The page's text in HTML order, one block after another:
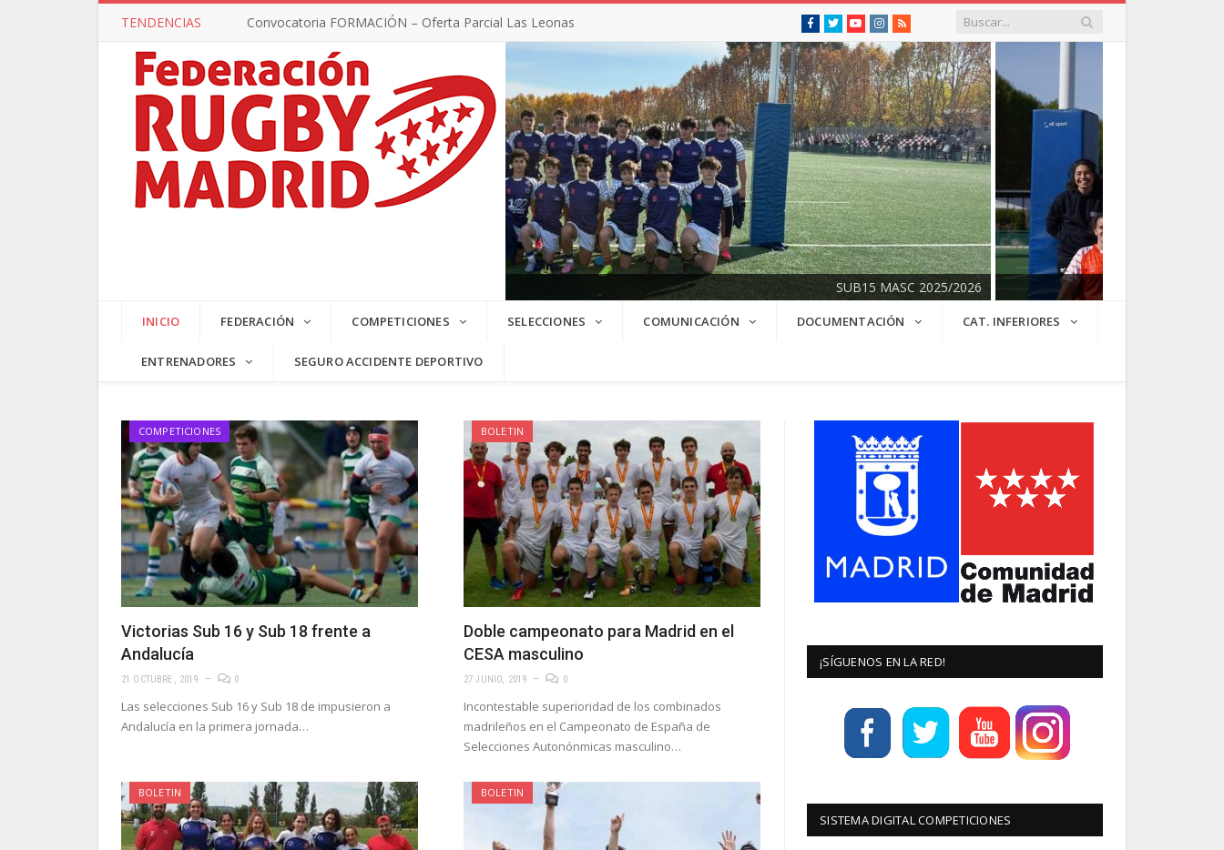
TENDENCIAS Convocatoria FORMACIÓN – Oferta Parcial Las Leonas Facebook
Twitter YoutubeInstagram
RSS
SUB15 MASC 2025/2026
INICIO FEDERACIÓN COMPETICIONES SELECCIONES COMUNICACIÓN DOCUMENTACIÓN CAT. INFERIORES
ENTRENADORES SEGURO ACCIDENTE DEPORTIVO
COMPETICIONES
Victorias Sub 16 y Sub 18 frente a
Andalucía
21 OCTUBRE, 2019 0
Las selecciones Sub 16 y Sub 18 de impusieron a
Andalucía en la primera jornada…
BOLETIN
Doble campeonato para Madrid en el
CESA masculino
27 JUNIO, 2019 0
Incontestable superioridad de los combinados
madrileños en el Campeonato de España de
Selecciones Autonónmicas masculino…
BOLETIN BOLETIN
¡SÍGUENOS EN LA RED!
SISTEMA DIGITAL COMPETICIONES